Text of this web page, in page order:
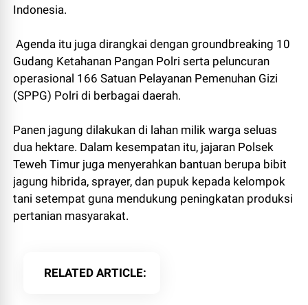
Indonesia.
Agenda itu juga dirangkai dengan groundbreaking 10
Gudang Ketahanan Pangan Polri serta peluncuran
operasional 166 Satuan Pelayanan Pemenuhan Gizi
(SPPG) Polri di berbagai daerah.
Panen jagung dilakukan di lahan milik warga seluas
dua hektare. Dalam kesempatan itu, jajaran Polsek
Teweh Timur juga menyerahkan bantuan berupa bibit
jagung hibrida, sprayer, dan pupuk kepada kelompok
tani setempat guna mendukung peningkatan produksi
pertanian masyarakat.
RELATED ARTICLE